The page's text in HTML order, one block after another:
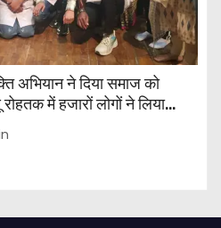
अभियान ने दिया समाज को
में हजारों लोगों ने लिया